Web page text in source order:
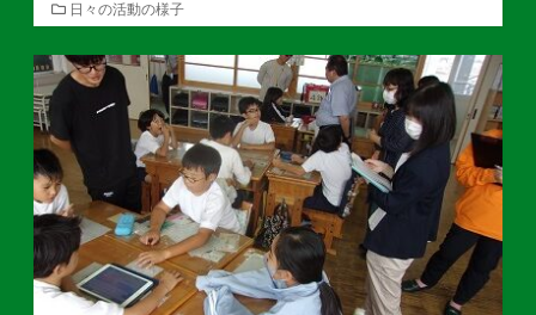
カ
テ
ゴ
リ
日々の活動の様子